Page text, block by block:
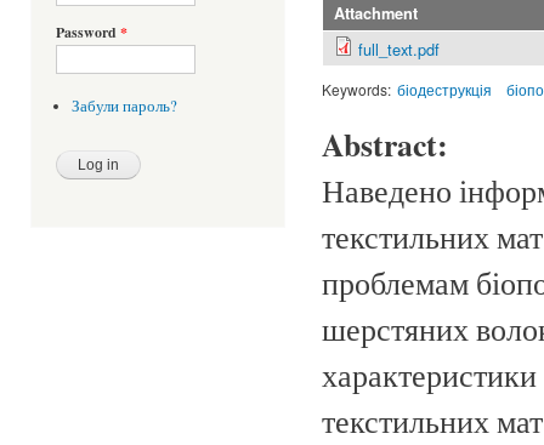
Password *
Забули пароль?
Attachment
full_text.pdf
Keywords: біодеструкція
Abstract:
Наведено
текстильних
проблемам
шерстяних
текстильних